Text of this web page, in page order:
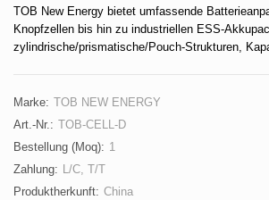
TOB New Energy bietet umfassende
Knopfzellen bis hin zu industriellen ESS-
zylindrische/prismatische/Pouch-Strukturen,
Marke: TOB NEW ENERGY
Art.-Nr.: TOB-CELL-D
Bestellung (moq): 1
Zahlung: L/C, T/T
Produktherkunft: China